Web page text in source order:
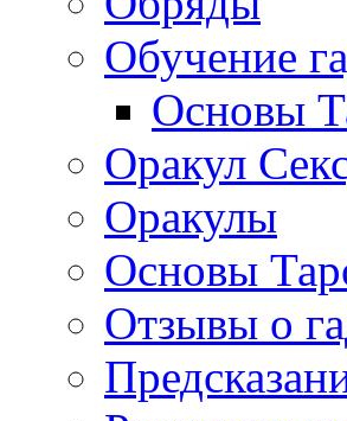
Обучение
Основы
Оракул
Оракулы
Основы
Отзывы о